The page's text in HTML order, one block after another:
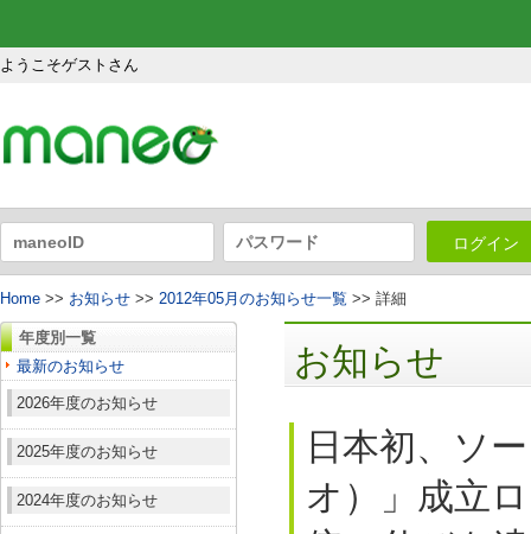
ようこそゲストさん
ログイン
Home >> お知らせ >> 2012年05月のお知らせ一覧 >> 詳細
年度別一覧
最新のお知らせ
2026年度のお知らせ
2025年度のお知らせ
2024年度のお知らせ
お知らせ
日本初、ソ
オ）」成立